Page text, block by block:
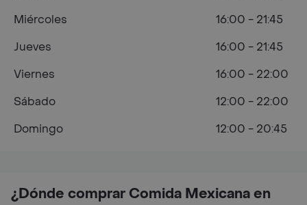
¿Dónde comprar Comida Mexicana en
Miércoles
16:00 - 21:45
Jueves
16:00 - 21:45
Viernes
16:00 - 22:00
Sábado
12:00 - 22:00
Domingo
12:00 - 20:45